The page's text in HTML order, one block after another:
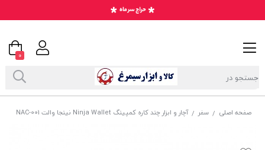
صفحه اصلی / سفر / آچار و ابزار چند کاره کمپینگ Ninja Wallet نینجا والت NAC-001
0